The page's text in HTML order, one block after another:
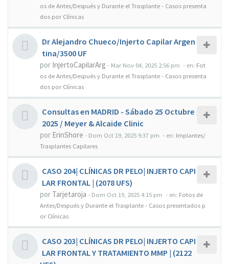
os de Antes/Después y Durante el Trasplante - Casos presenta
dos por Clínicas
Dr Alejandro Chueco/Injerto Capilar Argen
tina/3500 UF
por InjertoCapilarArg - Mar Nov 04, 2025 2:56 pm - en: Fot
os de Antes/Después y Durante el Trasplante - Casos presenta
dos por Clínicas
Consultas en MADRID - Sábado 25 Octubre
2025 / Meyer & Alcaide Clinic
por ErinShore - Dom Oct 19, 2025 9:37 pm - en: Implantes/
Trasplantes Capilares
CASO 204| CLÍNICAS DR PELO| INJERTO CAPI
LAR FRONTAL | (2078 UFS)
por Tarjetaroja - Dom Oct 19, 2025 4:15 pm - en: Fotos de
Antes/Después y Durante el Trasplante - Casos presentados p
or Clínicas
CASO 203| CLÍNICAS DR PELO| INJERTO CAPI
LAR FRONTAL Y TRATAMIENTO MMP | (2122